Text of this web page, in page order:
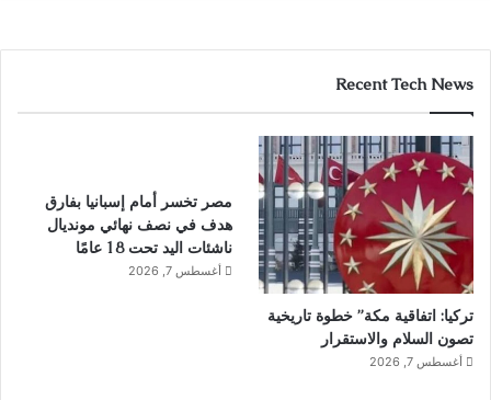
Recent Tech News
تركيا: اتفاقية مكة” خطوة تاريخية
تصون السلام والاستقرار
أغسطس 7, 2026
مصر تخسر أمام إسبانيا بفارق
هدف في نصف نهائي مونديال
ناشئات اليد تحت 18 عامًا
أغسطس 7, 2026